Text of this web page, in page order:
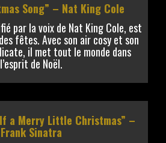
Song” – Nat King Cole
par la voix de Nat King Cole, est
fêtes. Avec son air cosy et son
il met tout le monde dans
l’esprit de Noël.
a Merry Little Christmas” –
Frank Sinatra